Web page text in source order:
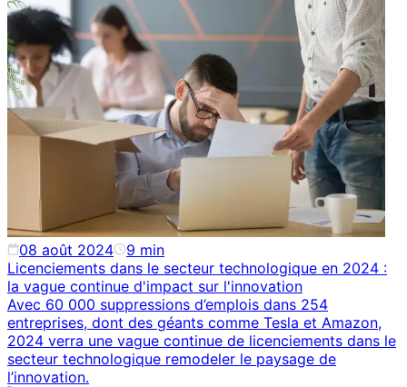
08 août 2024 9 min
Licenciements dans le secteur technologique en 2024 :
la vague continue d'impact sur l'innovation
Avec 60 000 suppressions d’emplois dans 254
entreprises, dont des géants comme Tesla et Amazon,
2024 verra une vague continue de licenciements dans le
secteur technologique remodeler le paysage de
l’innovation.